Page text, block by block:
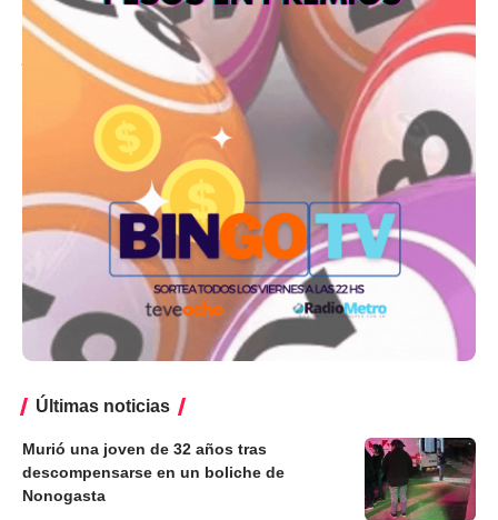
Últimas noticias
Murió una joven de 32 años tras
descompensarse en un boliche de
Nonogasta